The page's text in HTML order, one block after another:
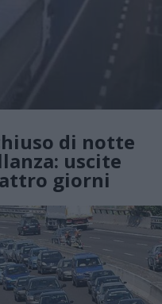
di notte
uscite
giorni